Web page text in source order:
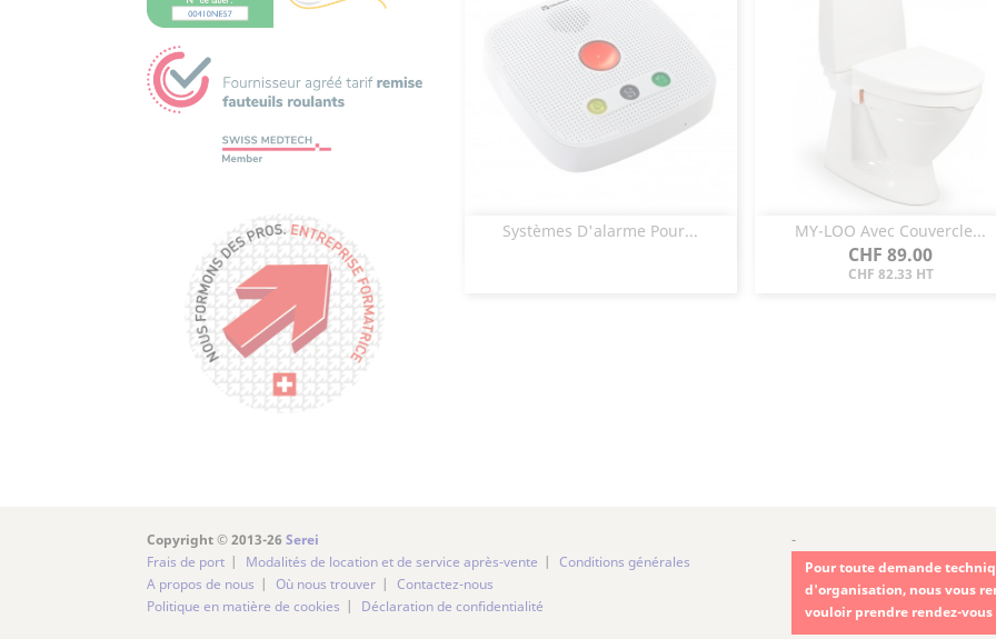
Systèmes D'alarme Pour...
Aperçu rapide MY-LOO Avec Couvercle...
Prix
CHF 89.00
CHF 82.33 HT
Aperçu rapide
-
Pour toute demande
d'organisation, nous vous
vouloir prendre rendez-
Copyright © 2013-26 Serei
Frais de port
Modalités de location et de service après-vente
Conditions générales
A propos de nous
Où nous trouver
Contactez-nous
Politique en matière de cookies
Déclaration de confidentialité